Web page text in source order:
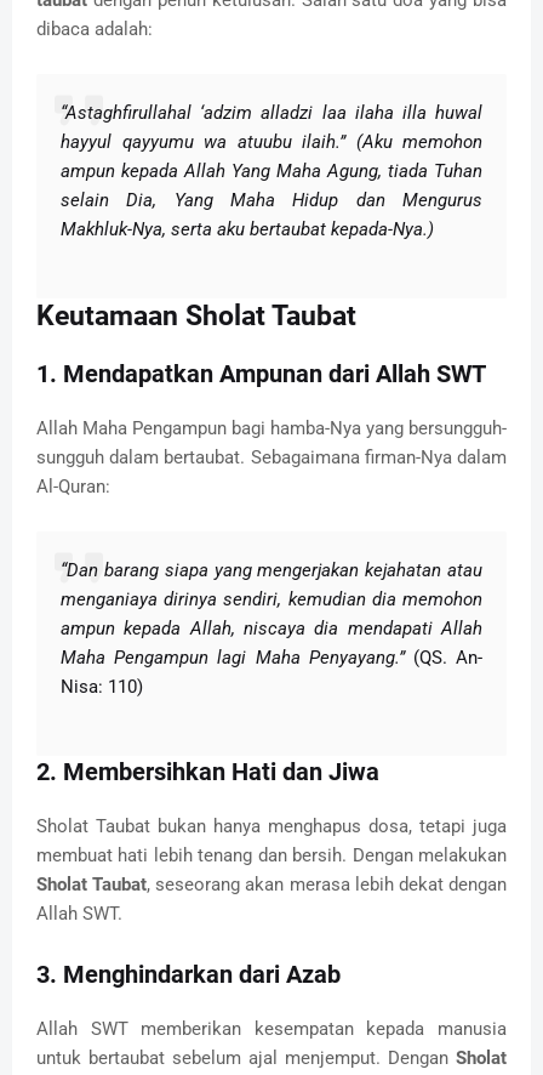
dibaca adalah:
“Astaghfirullahal ‘adzim alladzi laa ilaha illa huwal
hayyul qayyumu wa atuubu ilaih.” (Aku memohon
ampun kepada Allah Yang Maha Agung, tiada Tuhan
selain Dia, Yang Maha Hidup dan Mengurus
Makhluk-Nya, serta aku bertaubat kepada-Nya.)
Keutamaan Sholat Taubat
1. Mendapatkan Ampunan dari Allah SWT
Allah Maha Pengampun bagi hamba-Nya yang bersungguh-
sungguh dalam bertaubat. Sebagaimana firman-Nya dalam
Al-Quran:
“Dan barang siapa yang mengerjakan kejahatan atau
menganiaya dirinya sendiri, kemudian dia memohon
ampun kepada Allah, niscaya dia mendapati Allah
Maha Pengampun lagi Maha Penyayang.”(QS. An-
Nisa: 110)
2. Membersihkan Hati dan Jiwa
Sholat Taubat bukan hanya menghapus dosa, tetapi juga
membuat hati lebih tenang dan bersih. Dengan melakukan
Sholat Taubat, seseorang akan merasa lebih dekat dengan
Allah SWT.
3. Menghindarkan dari Azab
Allah SWT memberikan kesempatan kepada manusia
untuk bertaubat sebelum ajal menjemput. Dengan Sholat